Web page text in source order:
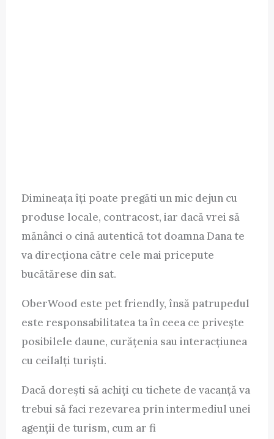
Dimineața îți poate pregăti un mic dejun cu
produse locale, contracost, iar dacă vrei să
mănânci o cină autentică tot doamna Dana te
va direcționa către cele mai pricepute
bucătărese din sat.
OberWood este pet friendly, însă patrupedul
este responsabilitatea ta în ceea ce privește
posibilele daune, curățenia sau interacțiunea
cu ceilalți turiști.
Dacă dorești să achiți cu tichete de vacanță va
trebui să faci rezevarea prin intermediul unei
agenții de turism, cum ar fi